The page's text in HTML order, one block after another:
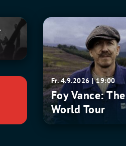
Foy
Vance:
The
Wake
World
Tour
Fr. 4.9.2026 | 19:00
Foy Vance:
World Tour